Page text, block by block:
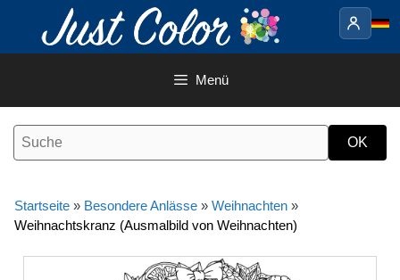
Inhalt
Menü
Startseite » Besondere Anlässe » Weihnachten »
Weihnachtskranz (Ausmalbild von Weihnachten)